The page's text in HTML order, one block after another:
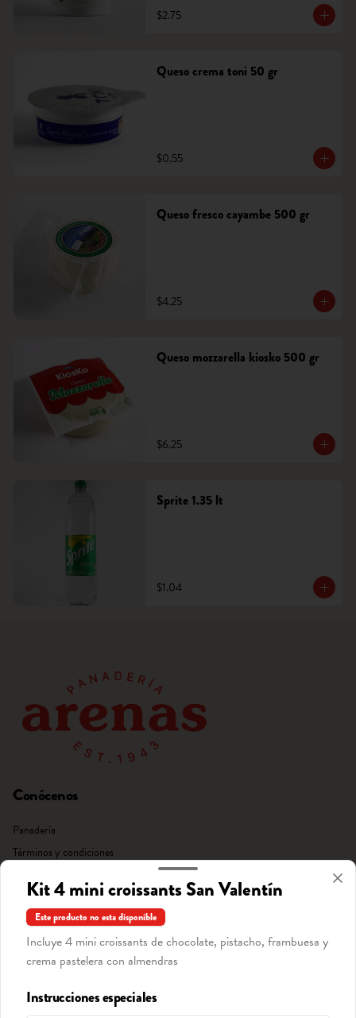
$2.75
Queso crema toni 50 gr
$0.55
Queso fresco cayambe 500 gr
$4.25
Queso mozzarella kiosko 500 gr
$6.25
Sprite 1.35 lt
$1.04
Conócenos
Panadería
Términos y condiciones
Redes sociales
Instagram
Facebook
Mi cuenta
Kit 4 mini croissants San Valentín
Este producto no esta disponible
Incluye 4 mini croissants de chocolate, pistacho, frambuesa y
crema pastelera con almendras
Instrucciones especiales